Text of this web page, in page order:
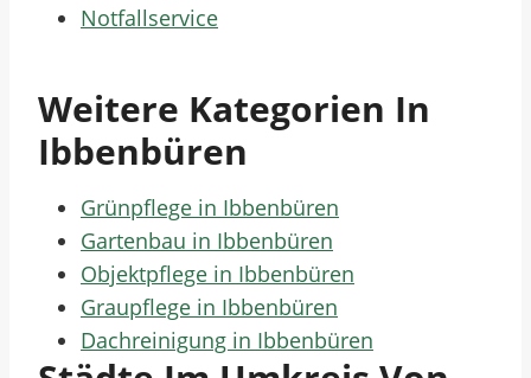
Notfallservice
Weitere Kategorien In
Ibbenbüren
Grünpflege in Ibbenbüren
Gartenbau in Ibbenbüren
Objektpflege in Ibbenbüren
Graupflege in Ibbenbüren
Dachreinigung in Ibbenbüren